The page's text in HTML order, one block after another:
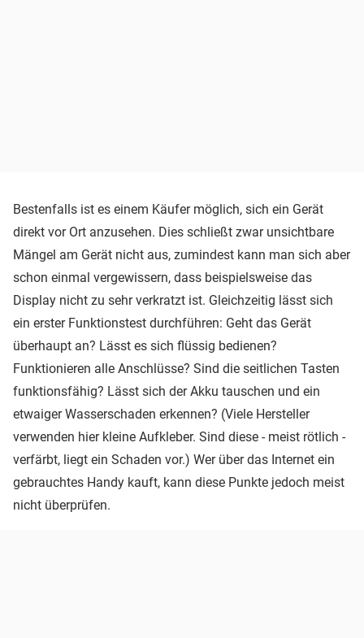
Bestenfalls ist es einem Käufer möglich, sich ein Gerät
direkt vor Ort anzusehen. Dies schließt zwar unsichtbare
Mängel am Gerät nicht aus, zumindest kann man sich aber
schon einmal vergewissern, dass beispielsweise das
Display nicht zu sehr verkratzt ist. Gleichzeitig lässt sich
ein erster Funktionstest durchführen: Geht das Gerät
überhaupt an? Lässt es sich flüssig bedienen?
Funktionieren alle Anschlüsse? Sind die seitlichen Tasten
funktionsfähig? Lässt sich der Akku tauschen und ein
etwaiger Wasserschaden erkennen? (Viele Hersteller
verwenden hier kleine Aufkleber. Sind diese - meist rötlich -
verfärbt, liegt ein Schaden vor.) Wer über das Internet ein
gebrauchtes Handy kauft, kann diese Punkte jedoch meist
nicht überprüfen.